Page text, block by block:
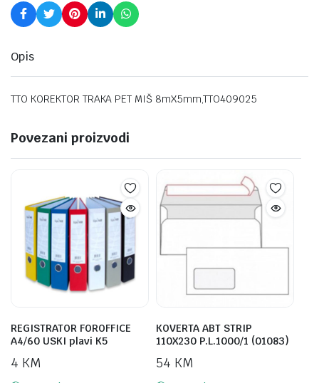
Opis
TTO KOREKTOR TRAKA PET MIŠ 8mX5mm,TTO409025
Povezani proizvodi
REGISTRATOR FOROFFICE
A4/60 USKI plavi K5
4 KM
KOVERTA ABT STRIP
110X230 P.L.1000/1 (01083)
54 KM